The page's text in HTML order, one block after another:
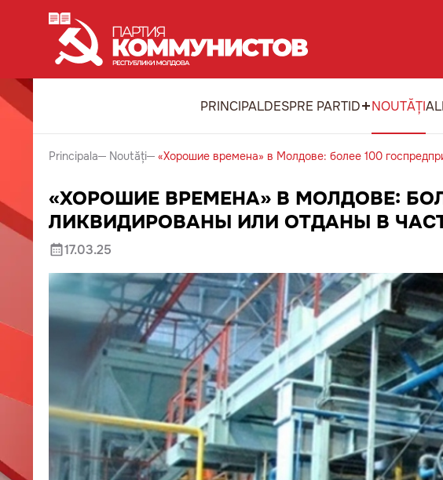
PRINCIPALDESPRE PARTID NOUTĂȚI
Principala Noutăți «Хорошие времена» в Молдове: более 100
«ХОРОШИЕ ВРЕМЕНА» В МОЛДОВЕ:
ЛИКВИДИРОВАНЫ ИЛИ ОТДАНЫ В
17.03.25